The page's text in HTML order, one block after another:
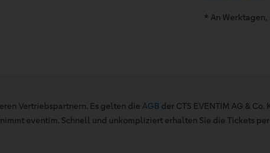
* An Werktagen,
Vertriebspartnern. Es gelten die AGB der CTS EVENTIM AG &
eventim. Schnell und unkompliziert erhalten Sie die Tickets per